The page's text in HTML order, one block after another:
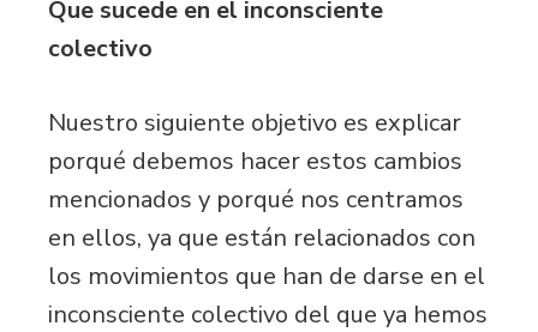
Que sucede en el inconsciente
colectivo
Nuestro siguiente objetivo es explicar
porqué debemos hacer estos cambios
mencionados y porqué nos centramos
en ellos, ya que están relacionados con
los movimientos que han de darse en el
inconsciente colectivo del que ya hemos